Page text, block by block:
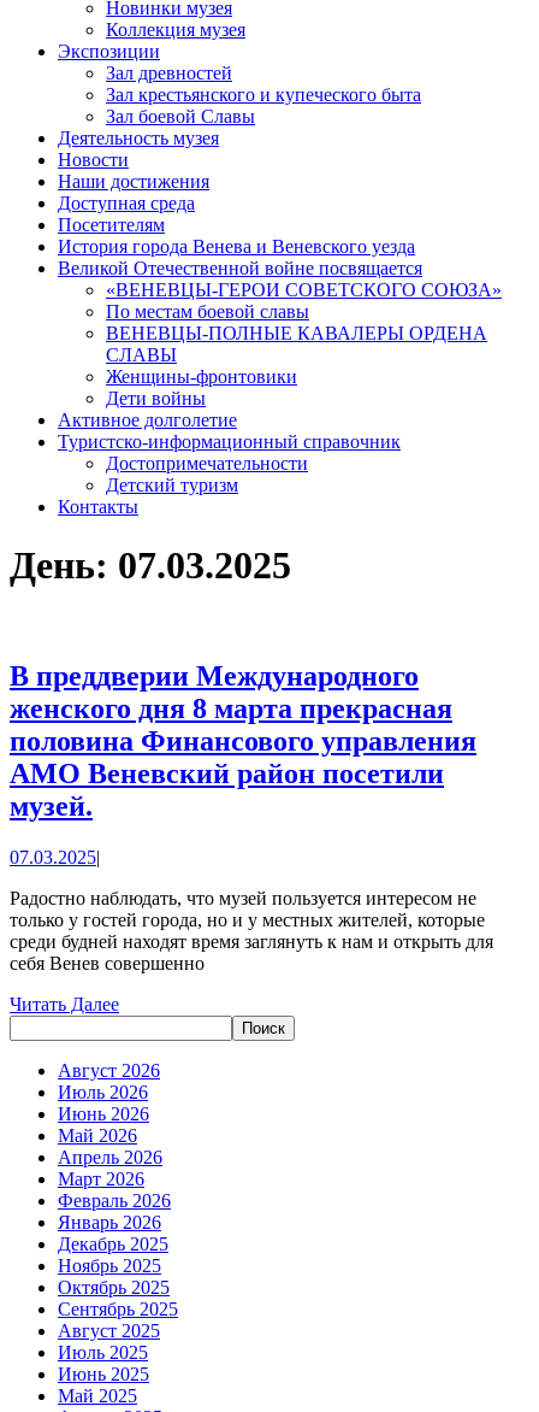
Новинки музея
Коллекция музея
Экспозиции
Зал древностей
Зал крестьянского и купеческого быта
Зал боевой Славы
Деятельность музея
Новости
Наши достижения
Доступная среда
Посетителям
История города Венева и Веневского уезда
Великой Отечественной войне посвящается
«ВЕНЕВЦЫ-ГЕРОИ СОВЕТСКОГО СОЮЗА»
По местам боевой славы
ВЕНЕВЦЫ-ПОЛНЫЕ КАВАЛЕРЫ ОРДЕНА
СЛАВЫ
Женщины-фронтовики
Дети войны
Активное долголетие
Туристско-информационный справочник
Достопримечательности
Детский туризм
Контакты
День: 07.03.2025
В преддверии Международного
женского дня 8 марта прекрасная
половина Финансового управления
АМО Веневский район посетили
музей.
Международного
женского
дня
8
марта
прекрасная
половина
Финансового
управления
АМО
Веневский
район
посетили
музей.
07.03.202507.03.2025
|
Радостно наблюдать, что музей пользуется интересом не
только у гостей города, но и у местных жителей, которые
среди будней находят время заглянуть к нам и открыть для
себя Венев совершенно
Читать ДалееЧитать
Поиск
Август 2026
Июль 2026
Июнь 2026
Май 2026
Апрель 2026
Март 2026
Февраль 2026
Январь 2026
Декабрь 2025
Ноябрь 2025
Октябрь 2025
Сентябрь 2025
Август 2025
Июль 2025
Июнь 2025
Май 2025